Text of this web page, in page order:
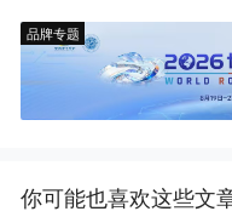
品牌专题
你可能也喜欢这些文